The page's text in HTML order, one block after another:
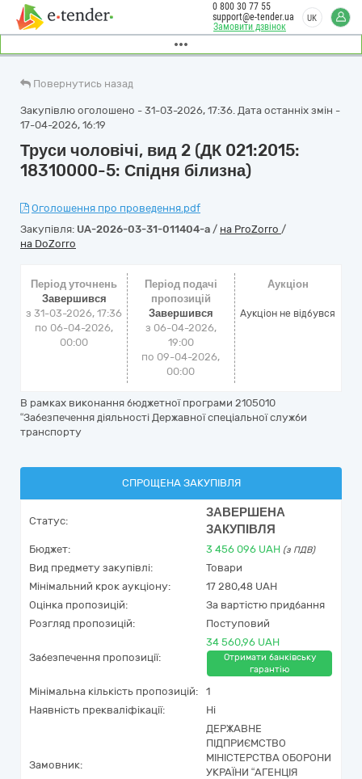
Замовити дзвінок
0 800 30 77 55
support@e-tender.ua
UK
Повернутись назад
Закупівлю оголошено - 31-03-2026, 17:36. Дата останніх змін -
17-04-2026, 16:19
Труси чоловічі, вид 2 (ДК 021:2015:
18310000-5: Спідня білизна)
Оголошення про проведення.pdf
Закупівля: UA-2026-03-31-011404-a / на ProZorro /
на DoZorro
Період уточнень
Завершився
з 31-03-2026, 17:36
по 06-04-2026,
00:00
Період подачі
пропозицій
Завершився
з 06-04-2026,
19:00
по 09-04-2026,
00:00
Аукціон
Аукціон не відбувся
В рамках виконання бюджетної програми 2105010
“Забезпечення діяльності Державної спеціальної служби
транспорту
СПРОЩЕНА ЗАКУПІВЛЯ
Статус:
ЗАВЕРШЕНА
ЗАКУПІВЛЯ
Бюджет: 3 456 096 UAH (з ПДВ)
Вид предмету закупівлі:
Товари
Мінімальний крок аукціону:
17 280,48 UAH
Оцінка пропозицій:
За вартістю придбання
Розгляд пропозицій:
Поступовий
Забезпечення пропозиції:
34 560,96 UAH
Отримати банківську
гарантію
Мінімальна кількість пропозицій:
1
Наявність прекваліфікації:
Ні
Замовник:
ДЕРЖАВНЕ
ПІДПРИЄМСТВО
МІНІСТЕРСТВА ОБОРОНИ
УКРАЇНИ “АГЕНЦІЯ